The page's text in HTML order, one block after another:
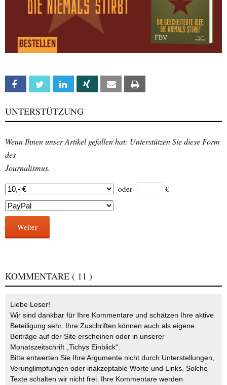
Facebook Twitter Linkedin Xing Email
UNTERSTÜTZUNG
Wenn Ihnen unser Artikel gefallen hat: Unterstützen Sie diese Form
des
Journalismus.
oder €
Weiter
KOMMENTARE ( 11 )
Liebe Leser!
Wir sind dankbar für Ihre Kommentare und schätzen Ihre aktive
Beteiligung sehr. Ihre Zuschriften können auch als eigene
Beiträge auf der Site erscheinen oder in unserer
Monatszeitschrift „Tichys Einblick“.
Bitte entwerten Sie Ihre Argumente nicht durch Unterstellungen,
Verunglimpfungen oder inakzeptable Worte und Links. Solche
Texte schalten wir nicht frei. Ihre Kommentare werden